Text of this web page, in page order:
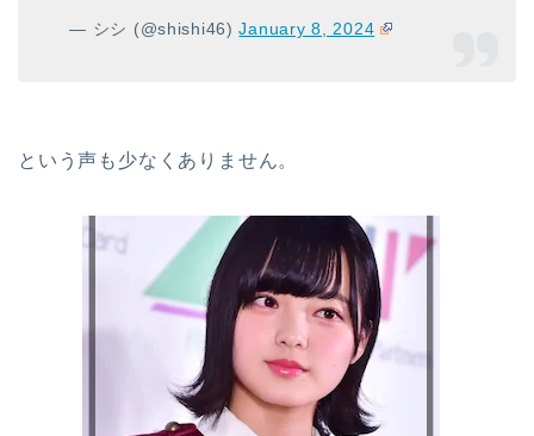
— シシ (@shishi46)January 8, 2024
という声も少なくありません。